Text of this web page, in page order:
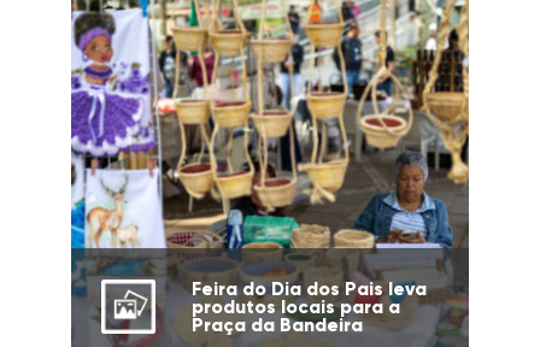
Feira do Dia dos Pais leva
produtos locais para a
Praça da Bandeira